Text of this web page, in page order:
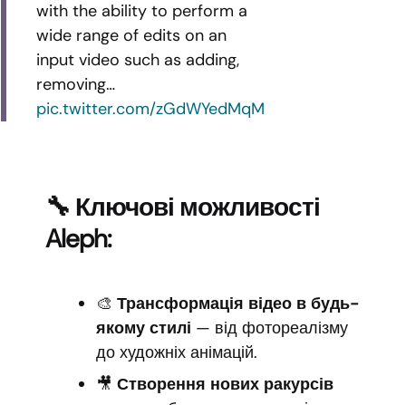
with the ability to perform a
wide range of edits on an
input video such as adding,
removing…
pic.twitter.com/zGdWYedMqM
🔧 Ключові можливості
Aleph:
🎨 Трансформація відео в будь-
якому стилі — від фотореалізму
до художніх анімацій.
🎥 Створення нових ракурсів